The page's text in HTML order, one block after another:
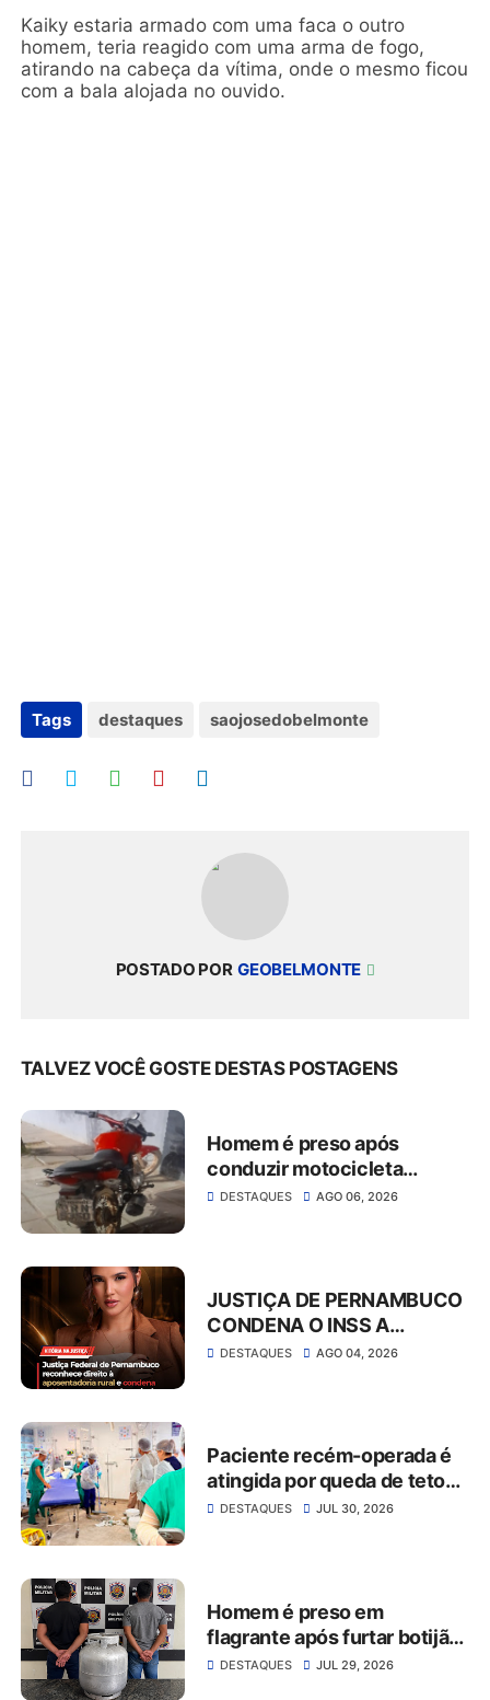
Kaiky estaria armado com uma faca o outro
homem, teria reagido com uma arma de fogo,
atirando na cabeça da vítima, onde o mesmo ficou
com a bala alojada no ouvido.
Tags destaques saojosedobelmonte
POSTADO POR GEOBELMONTE
TALVEZ VOCÊ GOSTE DESTAS POSTAGENS
Homem é preso após
conduzir motocicleta
embriagado e resistir à
DESTAQUES AGO 06, 2026
JUSTIÇA DE PERNAMBUCO
CONDENA O INSS A
CONCEDER
DESTAQUES AGO 04, 2026
Paciente recém-operada é
atingida por queda de teto
no Hospital da Restauração
DESTAQUES JUL 30, 2026
Homem é preso em
flagrante após furtar botijão
de gás de estabelecimento
DESTAQUES JUL 29, 2026